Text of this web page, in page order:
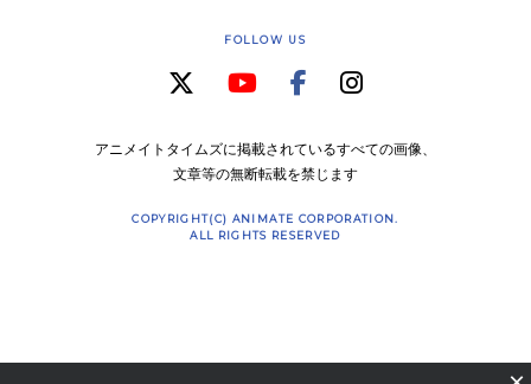
FOLLOW US
アニメイトタイムズに掲載されているすべての画像、
文章等の無断転載を禁じます
COPYRIGHT(C) ANIMATE CORPORATION.
ALL RIGHTS RESERVED